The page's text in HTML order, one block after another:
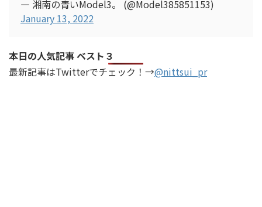
— 湘南の青いModel3。 (@Model385851153)
January 13, 2022
本日の人気記事 ベスト３
最新記事はTwitterでチェック！→@nittsui_pr